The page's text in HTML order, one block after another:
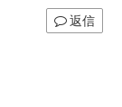
返信